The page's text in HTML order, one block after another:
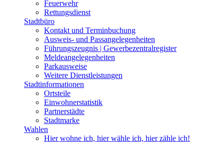
Feuerwehr
Rettungsdienst
Stadtbüro
Kontakt und Terminbuchung
Ausweis- und Passangelegenheiten
Führungszeugnis | Gewerbezentralregister
Meldeangelegenheiten
Parkausweise
Weitere Dienstleistungen
Stadtinformationen
Ortsteile
Einwohnerstatistik
Partnerstädte
Stadtmarke
Wahlen
Hier wohne ich, hier wähle ich, hier zähle ich!